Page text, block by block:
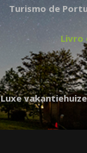
Turismo de
Livro
Luxe